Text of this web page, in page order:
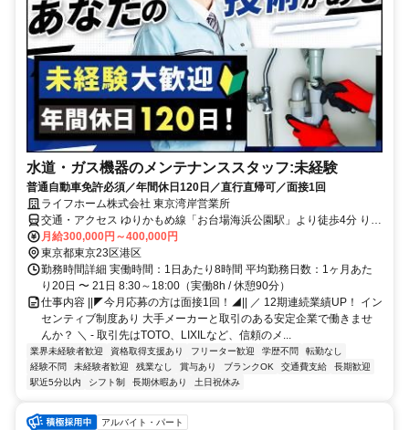
水道・ガス機器のメンテナンススタッフ:未経験
普通自動車免許必須／年間休日120日／直行直帰可／面接1回
ライフホーム株式会社 東京湾岸営業所
交通・アクセス ゆりかもめ線「お台場海浜公園駅」より徒歩4分 りん
かい線「東京テレポート駅」より徒歩9分
月給300,000円～400,000円
東京都東京23区港区
勤務時間詳細 実働時間：1日あたり8時間 平均勤務日数：1ヶ月あた
り20日 〜 21日 8:30～18:00（実働8h / 休憩90分）
仕事内容 ||◤今月応募の方は面接1回！◢|| ／ 12期連続業績UP！ イン
センティブ制度あり 大手メーカーと取引のある安定企業で働きませ
んか？ ＼ - 取引先はTOTO、LIXILなど、信頼のメ...
業界未経験者歓迎 資格取得支援あり フリーター歓迎 学歴不問
転勤なし
経験不問
未経験者歓迎 残業なし 賞与あり ブランクOK 交通費支給
長期歓迎
駅近5分以内
シフト制 長期休暇あり 土日祝休み
アルバイト・パート